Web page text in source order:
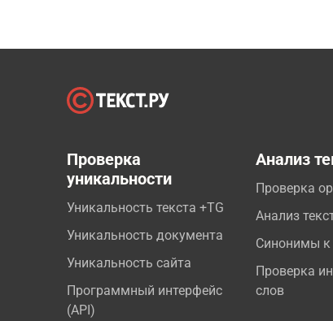
Проверка
уникальности
Уникальность текста +TG
Уникальность документа
Уникальность сайта
Программный интерфейс
(API)
Анализ
Проверка
Анализ
Синонимы к
Проверка
слов